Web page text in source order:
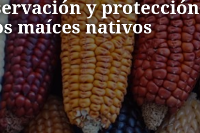
y protección
maíces nativos